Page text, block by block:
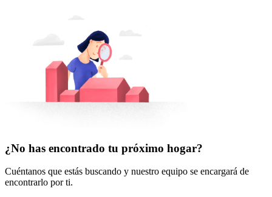
¿No has encontrado tu próximo hogar?
Cuéntanos que estás buscando y nuestro equipo se encargará de
encontrarlo por ti.